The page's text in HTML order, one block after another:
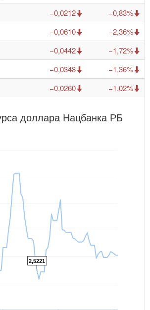
−0,0212
−0,83%
−0,0610
−2,36%
−0,0442
−1,72%
−0,0348
−1,36%
−0,0260 −1,02%
доллара Нацбанка РБ
2,5221